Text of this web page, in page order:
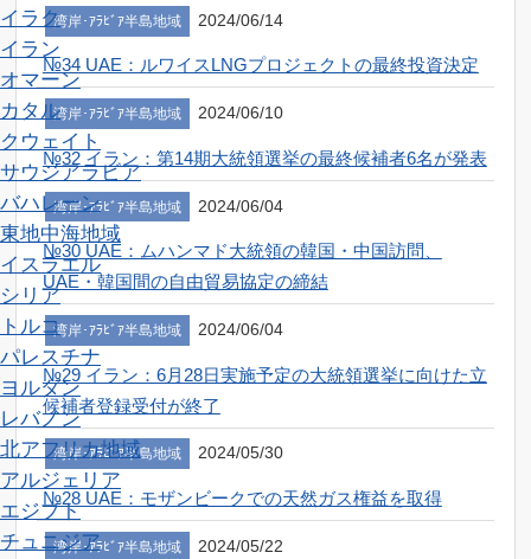
イラク
イラン
オマーン
カタル
クウェイト
サウジアラビア
バハレーン
東地中海地域
イスラエル
シリア
トルコ
パレスチナ
ヨルダン
レバノン
北アフリカ地域
アルジェリア
エジプト
チュニジア
湾岸･ｱﾗﾋﾞｱ半島地域 2024/06/14
№34 UAE：ルワイスLNGプロジェクトの最終投資決定
湾岸･ｱﾗﾋﾞｱ半島地域 2024/06/10
№32 イラン：第14期大統領選挙の最終候補者6名が発表
湾岸･ｱﾗﾋﾞｱ半島地域 2024/06/04
№30 UAE：ムハンマド大統領の韓国・中国訪問、
UAE・韓国間の自由貿易協定の締結
湾岸･ｱﾗﾋﾞｱ半島地域 2024/06/04
№29 イラン：6月28日実施予定の大統領選挙に向けた立
候補者登録受付が終了
湾岸･ｱﾗﾋﾞｱ半島地域 2024/05/30
№28 UAE：モザンビークでの天然ガス権益を取得
湾岸･ｱﾗﾋﾞｱ半島地域 2024/05/22